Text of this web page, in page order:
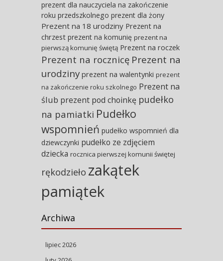
prezent dla nauczyciela na zakończenie
roku przedszkolnego prezent dla żony
Prezent na 18 urodziny Prezent na
chrzest prezent na komunię prezent na
pierwszą komunię świętą Prezent na roczek
Prezent na rocznicę Prezent na
urodziny prezent na walentynki prezent
na zakończenie roku szkolnego Prezent na
ślub prezent pod choinkę pudełko
na pamiatki Pudełko
wspomnień pudełko wspomnień dla
dziewczynki pudełko ze zdjęciem
dziecka rocznica pierwszej komunii świętej
rękodzieło zakątek
pamiątek
Archiwa
lipiec 2026